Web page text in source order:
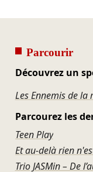
Parcourir
Découvrez un
Les Ennemis de la
Parcourez les
Teen Play
Et au-delà rien
Trio JASMin – De